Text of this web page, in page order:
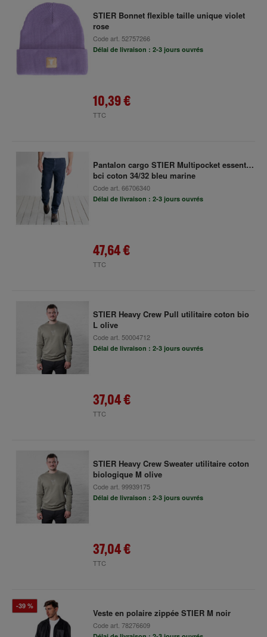
STIER Bonnet flexible taille unique violet
rose
Code art. 52757266
Délai de livraison : 2-3 jours ouvrés
10,39 €
TTC
Pantalon cargo STIER Multipocket essential
bci coton 34/32 bleu marine
Code art. 66706340
Délai de livraison : 2-3 jours ouvrés
47,64 €
TTC
STIER Heavy Crew Pull utilitaire coton bio
L olive
Code art. 50004712
Délai de livraison : 2-3 jours ouvrés
37,04 €
TTC
STIER Heavy Crew Sweater utilitaire coton
biologique M olive
Code art. 99939175
Délai de livraison : 2-3 jours ouvrés
37,04 €
TTC
-39 %
Veste en polaire zippée STIER M noir
Code art. 78276609